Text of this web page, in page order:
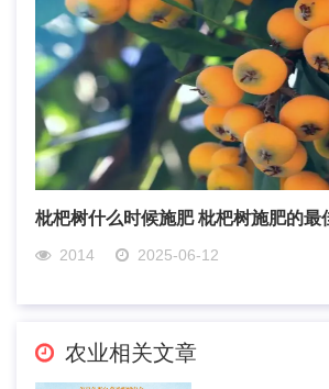
枇杷树什么时候施肥 枇杷树施肥的最
2014 2025-06-12
农业相关文章